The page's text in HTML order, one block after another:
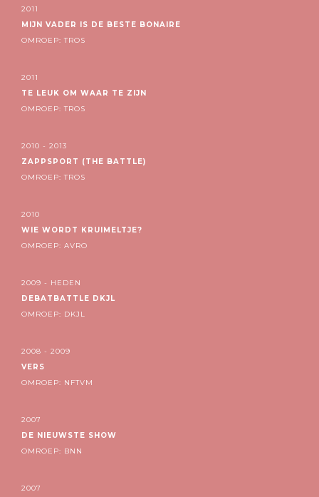
2011
MIJN VADER IS DE BESTE BONAIRE
OMROEP: TROS
2011
TE LEUK OM WAAR TE ZIJN
OMROEP: TROS
2010 - 2013
ZAPPSPORT (THE BATTLE)
OMROEP: TROS
2010
WIE WORDT KRUIMELTJE?
OMROEP: AVRO
2009 - HEDEN
DEBATBATTLE DKJL
OMROEP: DKJL
2008 - 2009
VERS
OMROEP: NFTVM
2007
DE NIEUWSTE SHOW
OMROEP: BNN
2007